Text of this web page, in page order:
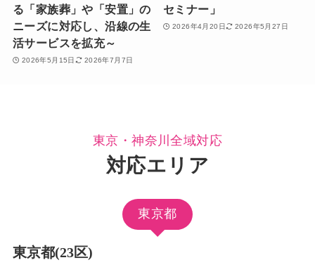
る「家族葬」や「安置」の
ニーズに対応し、沿線の生
活サービスを拡充～
2026年5月15日 2026年7月7日
セミナー」
2026年4月20日 2026年5月27日
東京・神奈川全域対応
対応エリア
東京都
東京都(23区)